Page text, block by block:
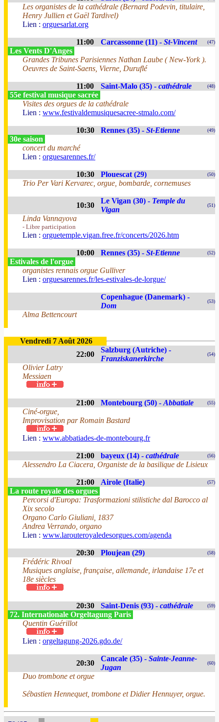
Les organistes de la cathédrale (Bernard Podevin, titulaire,
Henry Jullien et Gaël Tardivel)
Lien : orguesarlat.org
11:00 Carcassonne (11) - St-Vincent (47)
Les Vents D'Anges
Grandes Tribunes Parisiennes Nathan Laube ( New-York ).
Oeuvres de Saint-Saens, Vierne, Duruflé
11:00 Saint-Malo (35) - cathédrale (48)
55e festival musique sacrée
Visites des orgues de la cathédrale
Lien : www.festivaldemusiquesacree-stmalo.com/
10:30 Rennes (35) - St-Etienne (49)
30e saison
concert du marché
Lien : orguesarennes.fr/
10:30 Plouescat (29) (50)
Trio Per Vari Kervarec, orgue, bombarde, cornemuses
10:30
Le Vigan (30) - Temple du
Vigan
(51)
Linda Vannayova
- Libre participation
Lien : orguetemple.vigan.free.fr/concerts/2026.htm
10:00 Rennes (35) - St-Etienne (52)
Estivales de l'orgue
organistes rennais orgue Gulliver
Lien : orguesarennes.fr/les-estivales-de-lorgue/
Copenhague (Danemark) -
Dom
(53)
Alma Bettencourt
Vendredi 7 Août 2026
22:00
Salzburg (Autriche) -
Franziskanerkirche
(54)
Olivier Latry
Messiaen
21:00 Montebourg (50) - Abbatiale (55)
Ciné-orgue,
Improvisation par Romain Bastard
Lien : www.abbatiades-de-montebourg.fr
21:00 bayeux (14) - cathédrale (56)
Alessendro La Ciacera, Organiste de la basilique de Lisieux
21:00 Airole (Italie) (57)
La route royale des orgues
Percorsi d'Europa: Trasformazioni stilistiche dal Barocco al
Xix secolo
Organo Carlo Giuliani, 1837
Andrea Verrando, organo
Lien : www.larouteroyaledesorgues.com/agenda
20:30 Ploujean (29) (58)
Frédéric Rivoal
Musiques anglaise, française, allemande, irlandaise 17e et
18e siècles
20:30 Saint-Denis (93) - cathédrale (59)
72. Internationale Orgeltagung Paris
Quentin Guérillot
Lien : orgeltagung-2026.gdo.de/
20:30
Cancale (35) - Sainte-Jeanne-
Jugan
(60)
Duo trombone et orgue
Sébastien Hennequet, trombone et Didier Hennuyer, orgue.